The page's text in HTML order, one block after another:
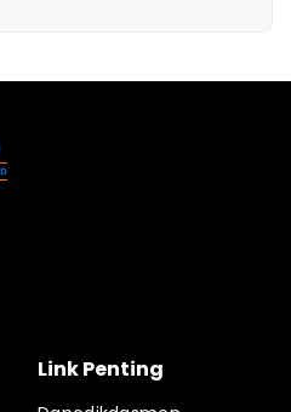
Link Penting